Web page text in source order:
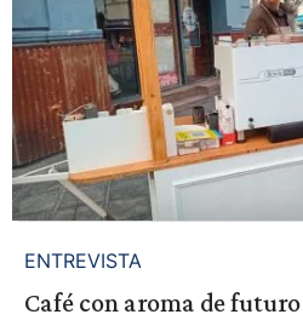
ENTREVISTA
Café con aroma de futuro